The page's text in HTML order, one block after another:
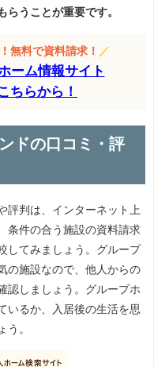
らうことが重要です。
無料で資料請求！ ／
ーム情報サイト
ちらから！
ドの口コミ・評
評判は、インターネット上
条件の合う施設の資料請求
してみましょう。グループ
の施設なので、他人からの
認しましょう。グループホ
いるか、入居後の生活を思
う。